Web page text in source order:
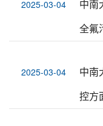
2025-03-04
中南
全氟
2025-03-04
中南
控方